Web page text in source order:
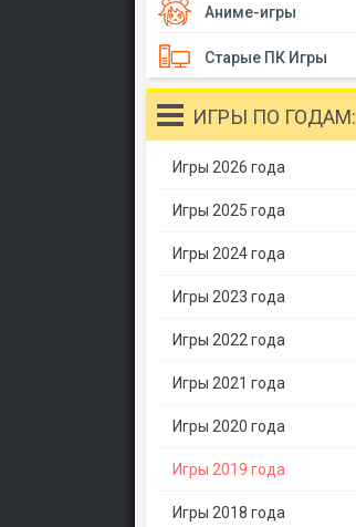
Аниме-игры
Старые ПК Игры
ИГРЫ ПО ГОДАМ:
Игры 2026 года
Игры 2025 года
Игры 2024 года
Игры 2023 года
Игры 2022 года
Игры 2021 года
Игры 2020 года
Игры 2019 года
Игры 2018 года